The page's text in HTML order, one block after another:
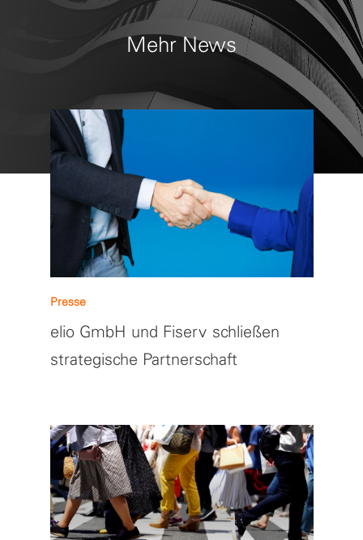
Mehr News
Presse
elio GmbH und Fiserv schließen
strategische Partnerschaft